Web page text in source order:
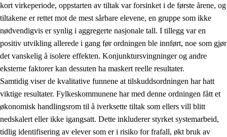
kort virkeperiode, oppstarten av tiltak var forsinket i de første årene, og
tiltakene er rettet mot de mest sårbare elevene, en gruppe som ikke
nødvendigvis er synlig i aggregerte nasjonale tall. I tillegg var en
positiv utvikling allerede i gang før ordningen ble innført, noe som gjør
det vanskelig å isolere effekten. Konjunktursvingninger og andre
eksterne faktorer kan dessuten ha maskert reelle resultater.
Samtidig viser de kvalitative funnene at tilskuddsordningen har hatt
viktige resultater. Fylkeskommunene har med denne ordningen fått et
økonomisk handlingsrom til å iverksette tiltak som ellers vill blitt
nedskalert eller ikke igangsatt. Dette inkluderer styrket systemarbeid,
tidlig identifisering av elever som er i risiko for frafall, økt bruk av